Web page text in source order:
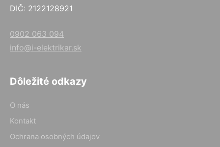
DIČ: 2122128921
0902 063 094
info@i-elektrikar.sk
Dôležité odkazy
O nás
Kontakt
Ochrana osobných údajov